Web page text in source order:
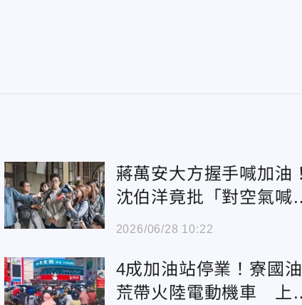
蔣萬安大方握手喊加油！
沈伯洋竟批「對空氣喊
網傻眼轟：沒風度
2026/06/28 10:22
4成加油站停業！寮國油
荒帶火陸電動機車 上